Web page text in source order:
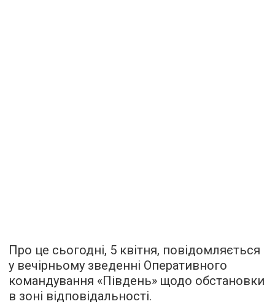
Про це сьогодні, 5 квітня, повідомляється
у вечірньому зведенні Оперативного
командування «Південь» щодо обстановки
в зоні відповідальності.